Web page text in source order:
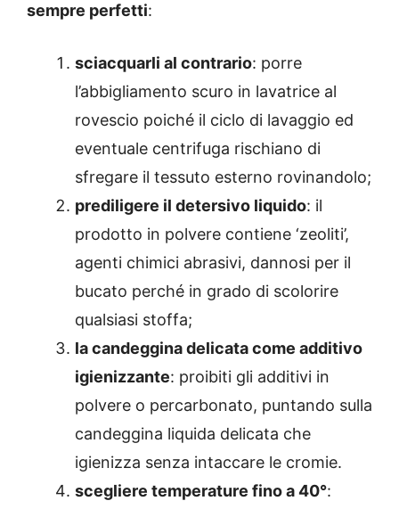
sempre perfetti:
sciacquarli al contrario: porre
l’abbigliamento scuro in lavatrice al
rovescio poiché il ciclo di lavaggio ed
eventuale centrifuga rischiano di
sfregare il tessuto esterno rovinandolo;
prediligere il detersivo liquido: il
prodotto in polvere contiene ‘zeoliti’,
agenti chimici abrasivi, dannosi per il
bucato perché in grado di scolorire
qualsiasi stoffa;
la candeggina delicata come additivo
igienizzante: proibiti gli additivi in
polvere o percarbonato, puntando sulla
candeggina liquida delicata che
igienizza senza intaccare le cromie.
scegliere temperature fino a 40°: